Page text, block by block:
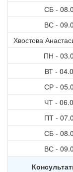
СБ -
ВС -
Хвостова
ПН -
ВТ -
СР -
ЧТ -
ПТ -
СБ -
ВС -